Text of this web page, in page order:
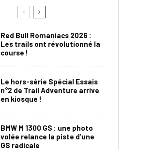
Red Bull Romaniacs 2026 :
Les trails ont révolutionné la
course !
Le hors-série Spécial Essais
n°2 de Trail Adventure arrive
en kiosque !
BMW M 1300 GS : une photo
volée relance la piste d’une
GS radicale